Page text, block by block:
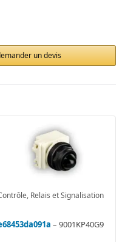
un devis
Relais et Signalisation
– 9001KP40G9